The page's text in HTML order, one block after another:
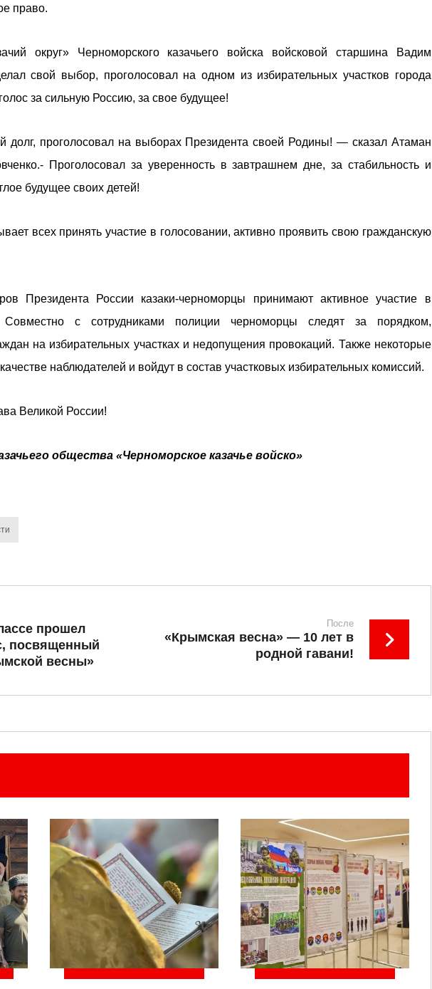
право.
округ» Черноморского казачьего войска войсковой старшина Вадим
свой выбор, проголосовал на одном из избирательных участков города
за сильную Россию, за свое будущее!
долг, проголосовал на выборах Президента своей Родины! — сказал Атаман
Проголосовал за уверенность в завтрашнем дне, за стабильность и
будущее своих детей!
всех принять участие в голосовании, активно проявить свою гражданскую
Президента России казаки-черноморцы принимают активное участие в
Совместно с сотрудниками полиции черноморцы следят за порядком,
на избирательных участках и недопущения провокаций. Также некоторые
наблюдателей и войдут в состав участковых избирательных комиссий.
Великой России!
общества «Черноморское казачье войско»
прошел
посвященный
весны»
После
«Крымская весна» — 10 лет в
родной гавани!